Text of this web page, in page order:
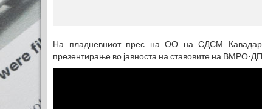
На пладневниот прес на ОО на СДСМ
презентирање во јавноста на ставовите на ВМРО-